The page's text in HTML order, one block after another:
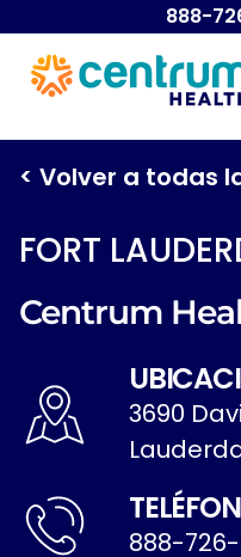
888-
< Volver a todas
FORT
Centrum
3690
888-726-